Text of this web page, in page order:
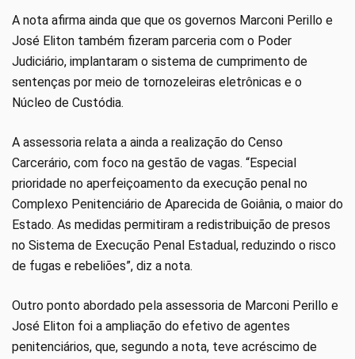
A nota afirma ainda que que os governos Marconi Perillo e
José Eliton também fizeram parceria com o Poder
Judiciário, implantaram o sistema de cumprimento de
sentenças por meio de tornozeleiras eletrônicas e o
Núcleo de Custódia.
A assessoria relata a ainda a realização do Censo
Carcerário, com foco na gestão de vagas. “Especial
prioridade no aperfeiçoamento da execução penal no
Complexo Penitenciário de Aparecida de Goiânia, o maior do
Estado. As medidas permitiram a redistribuição de presos
no Sistema de Execução Penal Estadual, reduzindo o risco
de fugas e rebeliões”, diz a nota.
Outro ponto abordado pela assessoria de Marconi Perillo e
José Eliton foi a ampliação do efetivo de agentes
penitenciários, que, segundo a nota, teve acréscimo de